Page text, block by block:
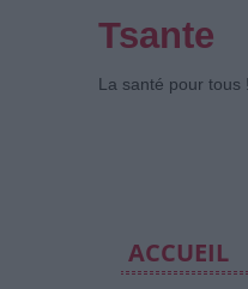
Tsante
La santé pour tous !
ACCUEIL